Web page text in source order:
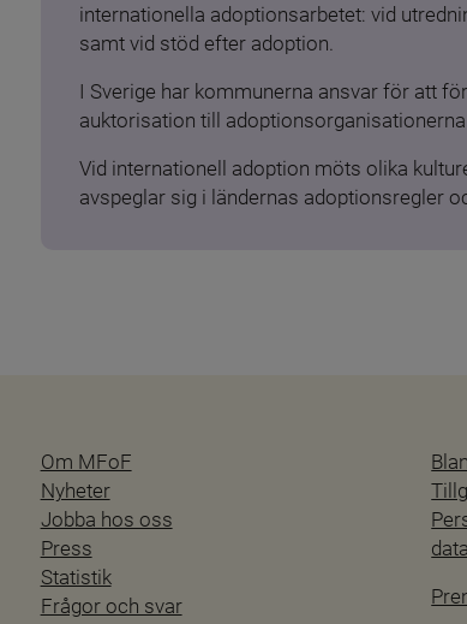
internationella adoptionsarbetet: vid
samt vid stöd efter adoption.
I Sverige har kommunerna ansvar för att
auktorisation till
Vid internationell adoption möts olika
avspeglar sig i ländernas adoptionsregler
Om MFoF
Nyheter
Jobba hos oss
Press
Statistik
Frågor och svar